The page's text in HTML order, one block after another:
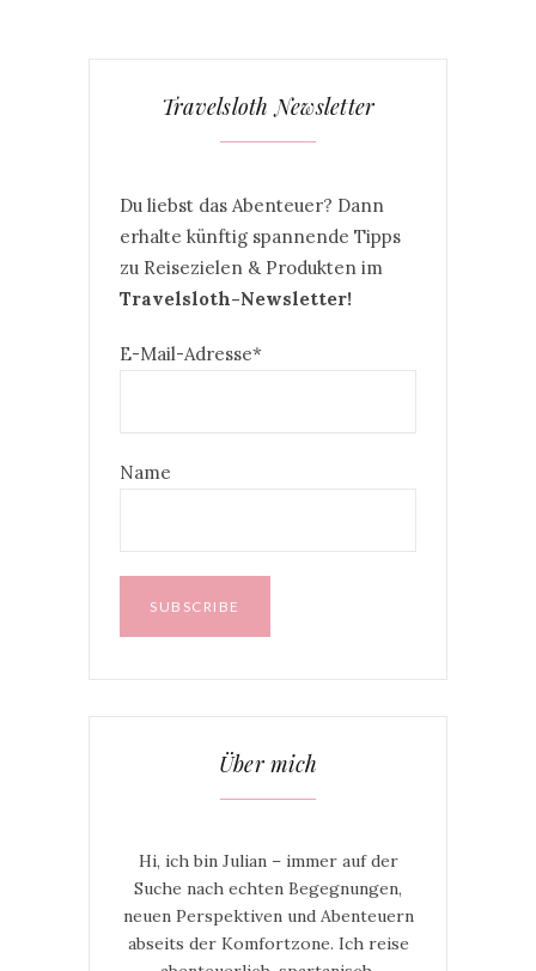
Travelsloth Newsletter
Du liebst das Abenteuer? Dann
erhalte künftig spannende Tipps
zu Reisezielen & Produkten im
Travelsloth-Newsletter!
E-Mail-Adresse*
Name
Über mich
Hi, ich bin Julian – immer auf der
Suche nach echten Begegnungen,
neuen Perspektiven und Abenteuern
abseits der Komfortzone. Ich reise